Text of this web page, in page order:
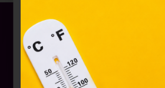
összefüggő szolgáltatások egyes
2001. évi CVIII. törvény, valamint
előírásainak megfelelően
weblapoknak, melyek az Európai
belül működnek, a „sütik"
ezeknek a felhasználó